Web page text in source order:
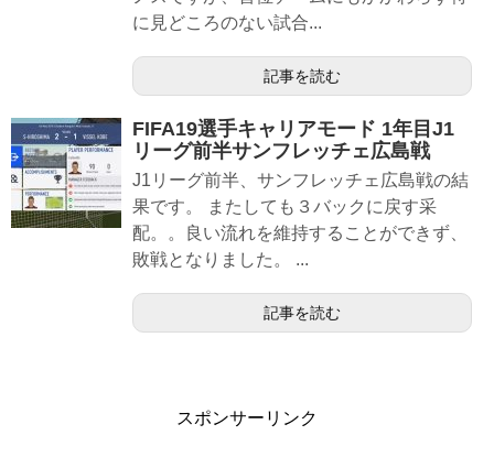
に見どころのない試合...
記事を読む
FIFA19選手キャリアモード 1年目J1
リーグ前半サンフレッチェ広島戦
J1リーグ前半、サンフレッチェ広島戦の結
果です。 またしても３バックに戻す采
配。。良い流れを維持することができず、
敗戦となりました。 ...
記事を読む
スポンサーリンク